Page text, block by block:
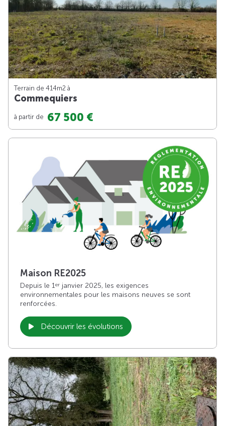
Terrain de 414m2 à
Commequiers
à partir de 67 500 €
Maison RE2025
Depuis le 1er janvier 2025, les exigences
environnementales pour les maisons neuves se sont
renforcées.
Découvrir les évolutions